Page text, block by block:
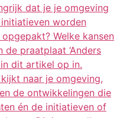
dat je je omgeving
worden
Welke kansen
praatplaat ‘Anders
in dit artikel op in.
naar je omgeving,
de ontwikkelingen die
én de initiatieven of